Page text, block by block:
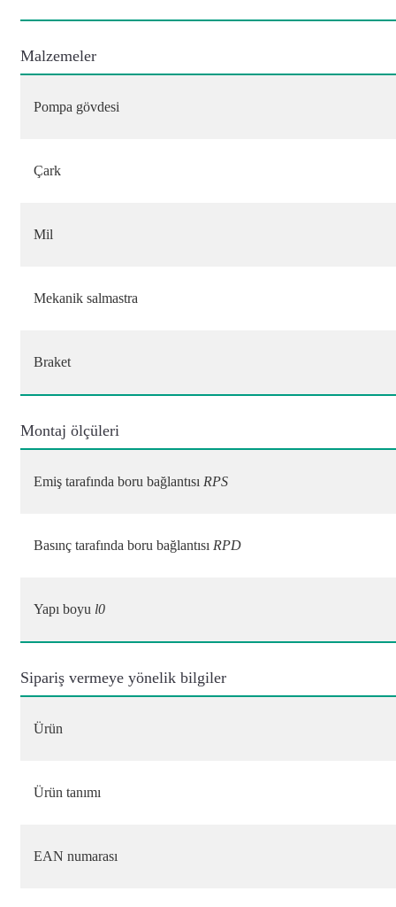
Malzemeler
Pompa gövdesi
Çark
Mil
Mekanik salmastra
Braket
Montaj ölçüleri
Emiş tarafında boru bağlantısı RPS
Basınç tarafında boru bağlantısı RPD
Yapı boyu l0
Sipariş vermeye yönelik bilgiler
Ürün
Ürün tanımı
EAN numarası